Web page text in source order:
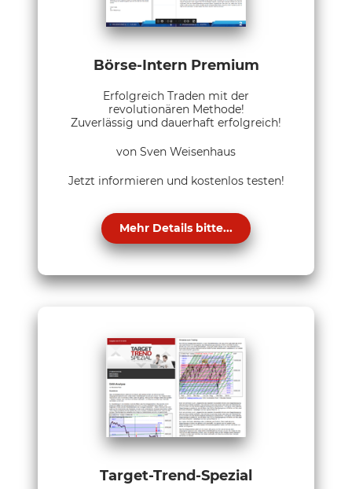
Börse-Intern Premium
Erfolgreich Traden mit der
revolutionären Methode!
Zuverlässig und dauerhaft erfolgreich!
von Sven Weisenhaus
Jetzt informieren und kostenlos testen!
Mehr Details bitte...
Target-Trend-Spezial